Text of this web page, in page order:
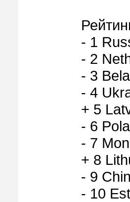
- 1
- 2
- 3
- 4
+ 5
- 6
- 7
+ 8
- 9
- 10